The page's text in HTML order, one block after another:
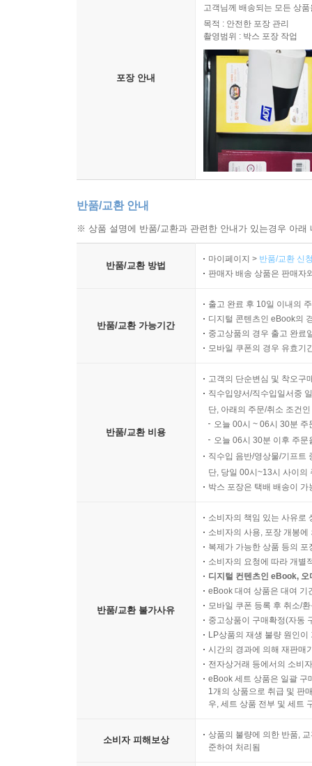
포장 안내
고객님께 배송되는 모든 상
목적 : 안전한 포장 관리
촬영범위 : 박스 포장 작업
반품/교환 안내
※ 상품 설명에 반품/교환과 관련한 안내가 있는경우 아
반품/교환 방법
마이페이지 > 반품/교환 신
판매자 배송 상품은 판매자
반품/교환 가능기간
출고 완료 후 10일 이내의
디지털 콘텐츠인 eBook의
중고상품의 경우 출고 완료
모바일 쿠폰의 경우 유효기
반품/교환 비용
고객의 단순변심 및 착오구
직수입양서/직수입일서중
단, 아래의 주문/취소 조건
오늘 00시 ~ 06시 30분
오늘 06시 30분 이후 주
직수입 음반/영상물/기프트
단, 당일 00시~13시 사이의
박스 포장은 택배 배송이
반품/교환 불가사유
소비자의 책임 있는 사유로
소비자의 사용, 포장 개봉
복제가 가능한 상품 등의
소비자의 요청에 따라 개별
디지털 컨텐츠인 eBook,
eBook 대여 상품은 대여 기
모바일 쿠폰 등록 후 취소/
중고상품이 구매확정(자동
LP상품의 재생 불량 원인
시간의 경과에 의해 재판매
전자상거래 등에서의 소비
eBook 세트 상품은 일괄 구
1개의 상품으로 취급 및 판
우, 세트 상품 전부 및 세트
소비자 피해보상
상품의 불량에 의한 반품,
준하여 처리됨